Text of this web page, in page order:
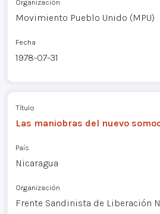
Organización
Movimiento Pueblo Unido (MPU)
Fecha
1978-07-31
Título
Las maniobras del nuevo
País
Nicaragua
Organización
Frente Sandinista de Liberación